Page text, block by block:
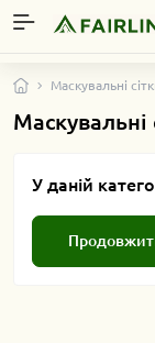
Маскувальні
У даній